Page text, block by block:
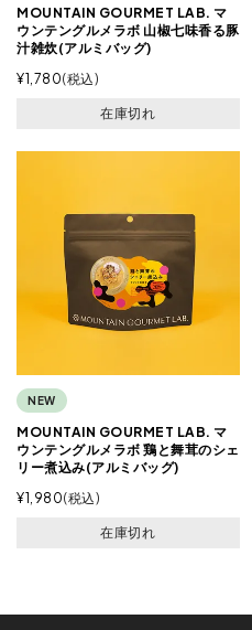
MOUNTAIN GOURMET LAB. マ
ウンテングルメラボ 山椒七味香る豚
汁雑炊(アルミバッグ)
¥1,780 税込
在庫切れ
NEW
MOUNTAIN GOURMET LAB. マ
ウンテングルメラボ 鶏と舞茸のシェ
リー煮込み(アルミバッグ)
¥1,980 税込
在庫切れ